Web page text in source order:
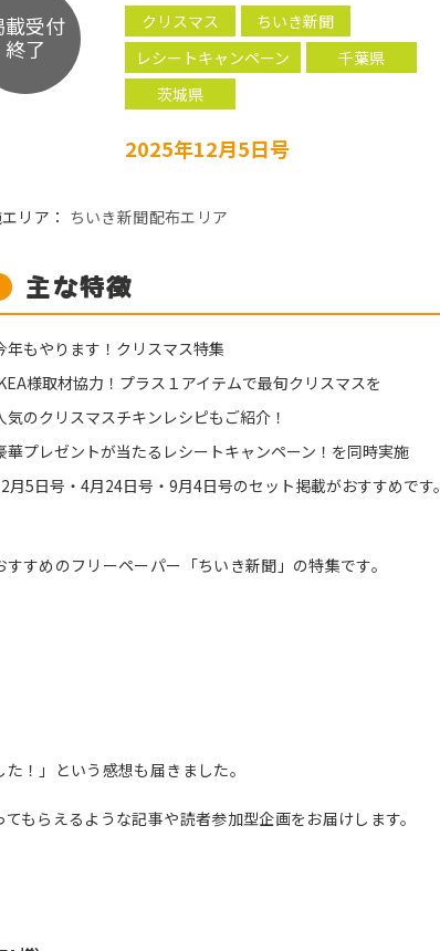
載受付
終了
クリスマス
ちいき新聞
レシートキャンペーン
千葉県
茨城県
2025年12月5日号
リア： ちいき新聞配布エリア
主な特徴
年もやります！クリスマス特集
様取材協力！プラス１アイテムで最旬クリスマスを
気のクリスマスチキンレシピもご紹介！
華プレゼントが当たるレシートキャンペーン！を同時実施
月5日号・4月24日号・9月4日号のセット掲載がおすすめです。
すめのフリーペーパー「ちいき新聞」の特集です。
！」という感想も届きました。
もらえるような記事や読者参加型企画をお届けします。